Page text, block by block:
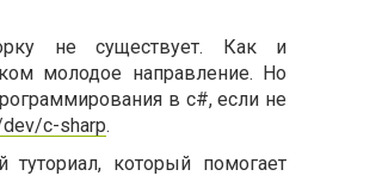
не существует. Как и
молодое направление. Но
в c#, если не
c-sharp.
который помогает